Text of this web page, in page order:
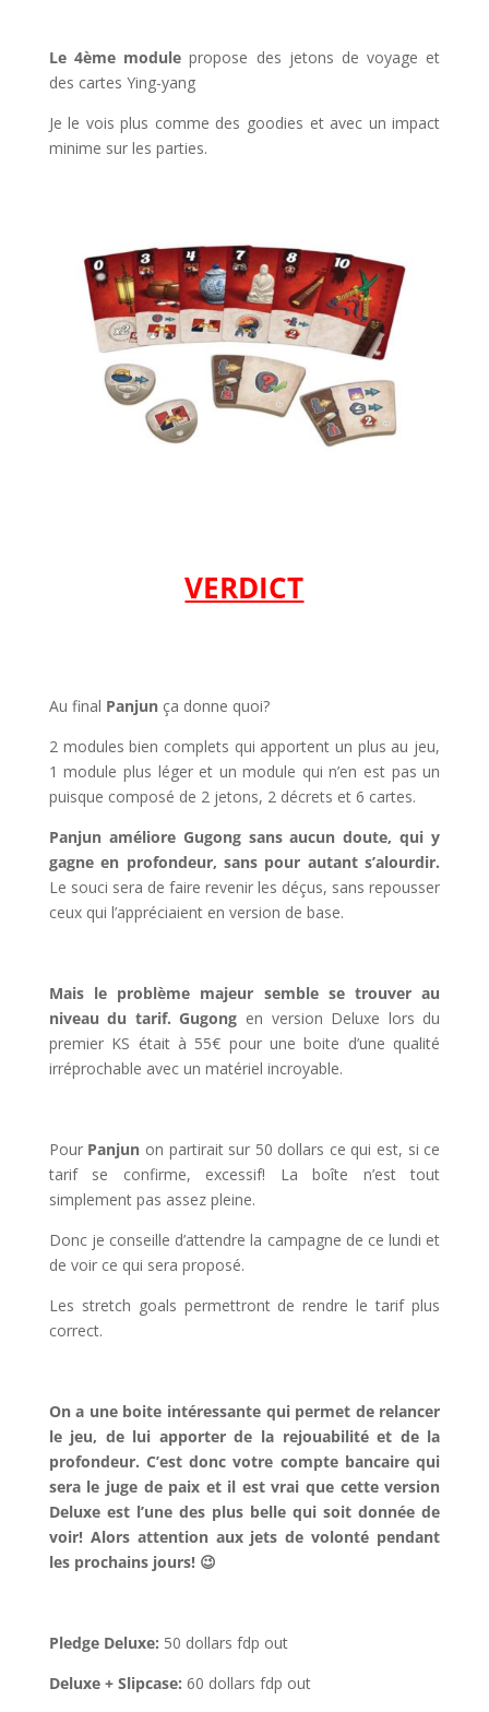
Le 4ème module propose des jetons de voyage et
des cartes Ying-yang
Je le vois plus comme des goodies et avec un impact
minime sur les parties.
VERDICT
Au final Panjunça donne quoi?
2 modules bien complets qui apportent un plus au jeu,
1 module plus léger et un module qui n’en est pas un
puisque composé de 2 jetons, 2 décrets et 6 cartes.
Panjun améliore Gugong sans aucun doute, qui y
gagne en profondeur, sans pour autant s’alourdir.
Le souci sera de faire revenir les déçus, sans repousser
ceux qui l’appréciaient en version de base.
Mais le problème majeur semble se trouver au
niveau du tarif. Gugong en version Deluxe lors du
premier KS était à 55€ pour une boite d’une qualité
irréprochable avec un matériel incroyable.
Pour Panjun on partirait sur 50 dollars ce qui est, si ce
tarif se confirme, excessif! La boîte n’est tout
simplement pas assez pleine.
Donc je conseille d’attendre la campagne de ce lundi et
de voir ce qui sera proposé.
Les stretch goals permettront de rendre le tarif plus
correct.
On a une boite intéressante qui permet de relancer
le jeu, de lui apporter de la rejouabilité et de la
profondeur. C’est donc votre compte bancaire qui
sera le juge de paix et il est vrai que cette version
Deluxe est l’une des plus belle qui soit donnée de
voir! Alors attention aux jets de volonté pendant
les prochains jours! 😉
Pledge Deluxe: 50 dollars fdp out
Deluxe + Slipcase: 60 dollars fdp out